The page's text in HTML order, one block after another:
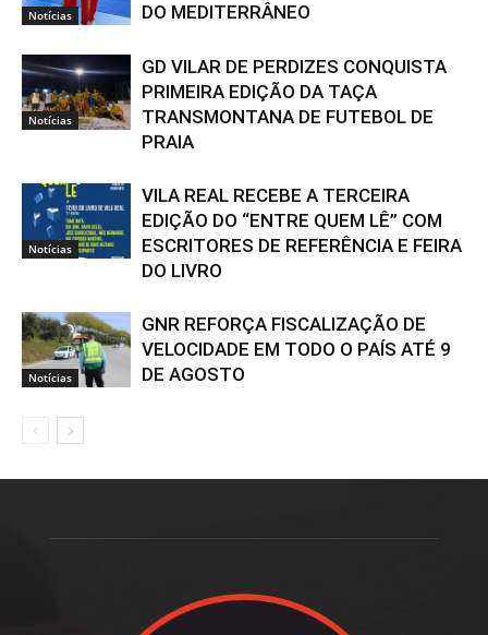
Notícias
DO MEDITERRÂNEO
Notícias
GD VILAR DE PERDIZES CONQUISTA
PRIMEIRA EDIÇÃO DA TAÇA
TRANSMONTANA DE FUTEBOL DE
PRAIA
Notícias
VILA REAL RECEBE A TERCEIRA
EDIÇÃO DO “ENTRE QUEM LÊ” COM
ESCRITORES DE REFERÊNCIA E FEIRA
DO LIVRO
Notícias
GNR REFORÇA FISCALIZAÇÃO DE
VELOCIDADE EM TODO O PAÍS ATÉ 9
DE AGOSTO